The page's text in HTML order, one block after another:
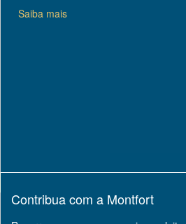
Saiba mais
Contribua com a Montfort